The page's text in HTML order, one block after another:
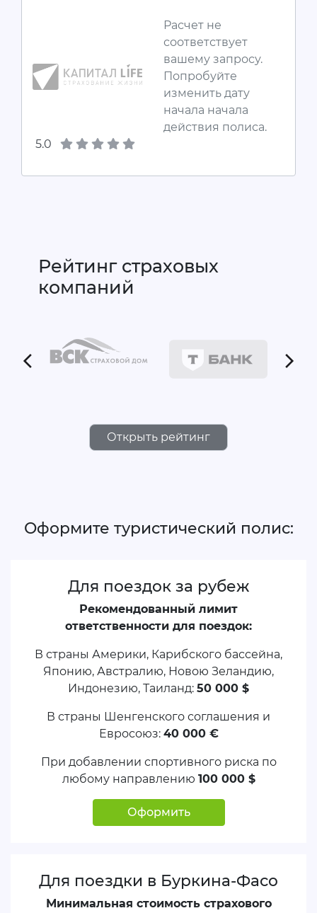
Расчет не
соответствует
вашему запросу.
Попробуйте
изменить дату
начала начала
действия полиса.
5.0
Рейтинг страховых
компаний
Открыть рейтинг
Оформите туристический полис:
Для поездок за рубеж
Рекомендованный лимит
ответственности для поездок:
В страны Америки, Карибского бассейна,
Японию, Австралию, Новою Зеландию,
Индонезию, Таиланд: 50 000 $
В страны Шенгенского соглашения и
Евросоюз: 40 000 €
При добавлении спортивного риска по
любому направлению 100 000 $
Оформить
Для поездки в Буркина-Фасо
Минимальная стоимость страхового